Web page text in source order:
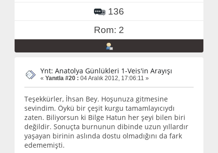
136
Rom: 2
Ynt: Anatolya Günlükleri 1-Veis'in Arayışı
« Yanıtla #20 : 04 Aralık 2012, 17:06:11 »
Teşekkürler, İhsan Bey. Hoşunuza gitmesine
sevindim. Öykü bir çeşit kurgu tamamlayıcıydı
zaten. Biliyorsun ki Bilge Hatun her şeyi bilen biri
değildir. Sonuçta burnunun dibinde uzun yıllardır
yaşayan birinin aslında dostu olmadığını da fark
edememişti.